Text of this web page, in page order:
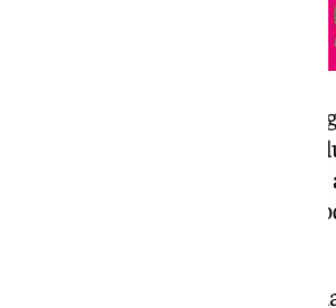
«Eso es lo que propondré al
cuando esa oportunidad se
Palestina» una vez se avance
confiado sea «inmediato», se
el presidente de españa